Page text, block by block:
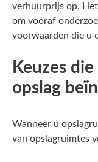
verhuurprijs op.
om vooraf
voorwaarden die u
Keuzes
opslag
Wanneer u
van opslagruimtes